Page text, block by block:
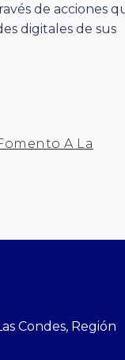
de acciones
digitales de sus
A La
Condes, Región